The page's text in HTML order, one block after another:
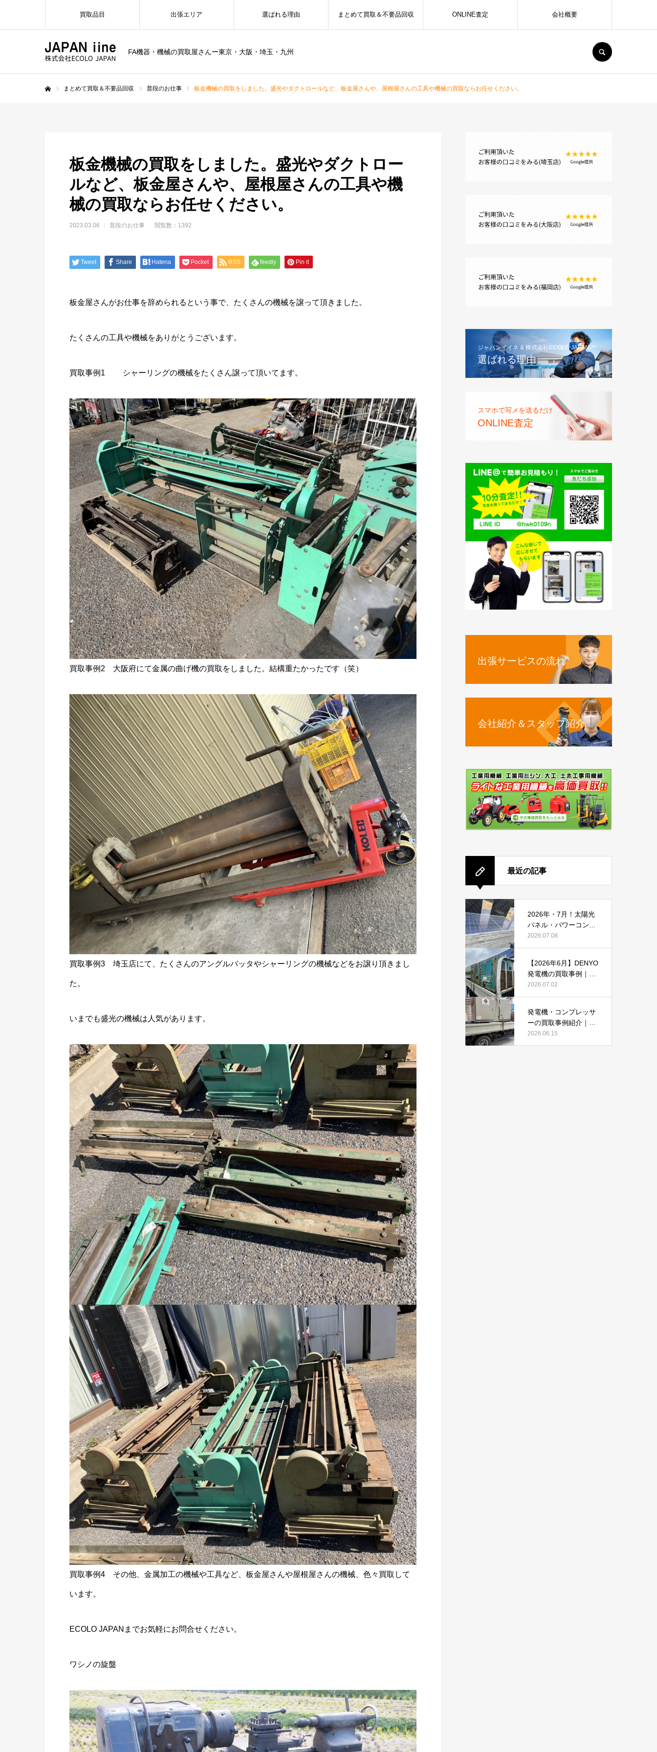
FA機器・機械の買取屋さんー東京・大阪・埼玉・九州
買取品目 出張エリア 選ばれる理由 まとめて買取＆不要品回収 ONLINE査定 会社概要
まとめて買取＆不要品回収 普段のお仕事 板金機械の買取をしました。盛光やダクトロールなど、板金屋さんや、屋根屋さんの工具や機械の買取ならお任せください。
板金機械の買取をしました。盛光やダクトロー
ルなど、板金屋さんや、屋根屋さんの工具や機
械の買取ならお任せください。
2023.03.06 普段のお仕事 閲覧数：1392
Tweet Share Hatena Pocket RSS feedly Pin it
板金屋さんがお仕事を辞められるという事で、たくさんの機械を譲って頂きました。
たくさんの工具や機械をありがとうございます。
買取事例1 シャーリングの機械をたくさん譲って頂いてます。
買取事例2 大阪府にて金属の曲げ機の買取をしました。結構重たかったです（笑）
買取事例3 埼玉店にて、たくさんのアングルバッタやシャーリングの機械などをお譲り頂きまし
た。
いまでも盛光の機械は人気があります。
買取事例4 その他、金属加工の機械や工具など、板金屋さんや屋根屋さんの機械、色々買取して
います。
ECOLO JAPANまでお気軽にお問合せください。
ワシノの旋盤
ジャパンイイネ & 株式会社ECOLO JAPANの
選ばれる理由
スマホで写メを送るだけ
ONLINE査定
出張サービスの流れ
会社紹介＆スタッフ紹介
最近の記事
2026年・7月！太陽光
パネル・パワーコンデ
ィショナーの買取・無
料でのお引き取り強化
2026.07.08
【2026年6月】DENYO
発電機の買取事例｜錆
あり・故障品・大型発
電機も買取しました
2026.07.02
発電機・コンプレッサ
ーの買取事例紹介｜DE
NYO・AIRMANを2026
年6月も買取強化中
2026.06.15